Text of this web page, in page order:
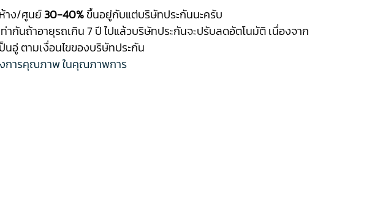
ห้าง/ศูนย์30-40%ขึ้นอยู่กับแต่บริษัทประกันนะครับ
ากันถ้าอายุรถเกิน 7 ปี ไปแล้วบริษัทประกันจะปรับลดอัตโนมัติ เนื่องจาก
อู่ ตามเงื่อนไขของบริษัทประกัน
งการคุณภาพ ในคุณภาพการ